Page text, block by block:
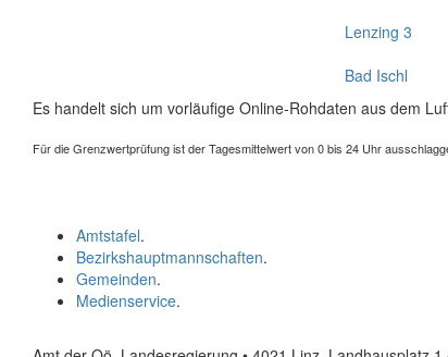
Lenzing 3
Bad Ischl
Es handelt sich um vorläufige Online-Rohdaten aus dem
Für die Grenzwertprüfung ist der Tagesmittelwert von 0 bis 24 Uhr
Amtstafel.
Bezirkshauptmannschaften.
Gemeinden.
Medienservice.